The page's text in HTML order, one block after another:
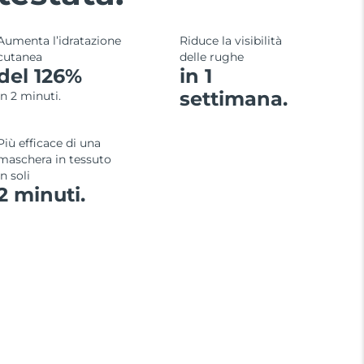
l’idratazione
126%
2 minuti.
Riduce la visibilità
delle rughe
in 1
settimana.
efficace di una
in tessuto
soli
minuti.